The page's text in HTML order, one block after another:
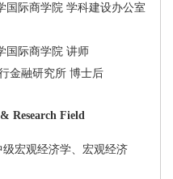
国际商学院 学科建设办公室
国际商学院 讲师
金融研究所 博士后
Research Field
级宏观经济学、宏观经济